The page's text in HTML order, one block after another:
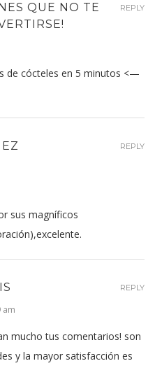
QUE NO TE
de cócteles en 5 minutos <—
REPLY
sus magníficos
REPLY
am
mucho tus comentarios! son
y la mayor satisfacción es
REPLY